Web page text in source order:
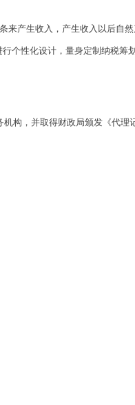
产生收入，产生收入以后
个性化设计，量身定制纳税
构，并取得财政局颁发《代